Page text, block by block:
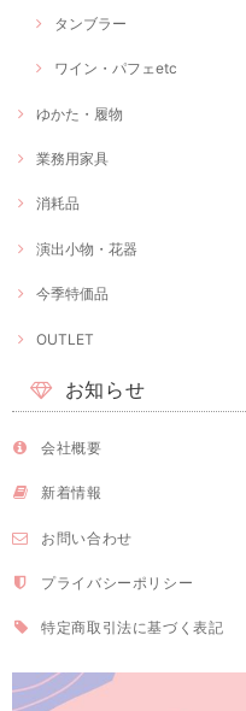
タンブラー
ワイン・パフェetc
ゆかた・履物
業務用家具
消耗品
演出小物・花器
今季特価品
OUTLET
お知らせ
会社概要
新着情報
お問い合わせ
プライバシーポリシー
特定商取引法に基づく表記